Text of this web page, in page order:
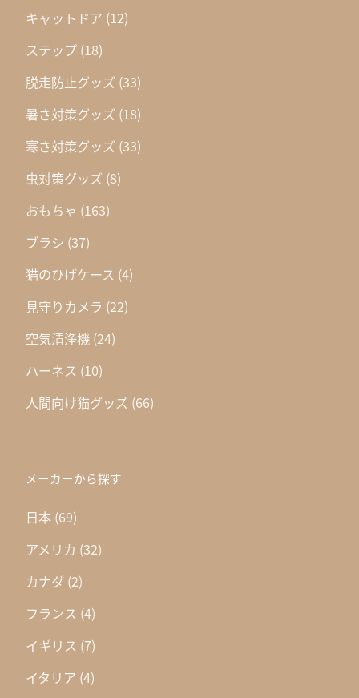
キャットドア (12)
ステップ (18)
脱走防止グッズ (33)
暑さ対策グッズ (18)
寒さ対策グッズ (33)
虫対策グッズ (8)
おもちゃ (163)
ブラシ (37)
猫のひげケース (4)
見守りカメラ (22)
空気清浄機 (24)
ハーネス (10)
人間向け猫グッズ (66)
メーカーから探す
日本 (69)
アメリカ (32)
カナダ (2)
フランス (4)
イギリス (7)
イタリア (4)